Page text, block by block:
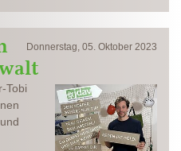
Donnerstag, 05. Oktober 2023
Tobi